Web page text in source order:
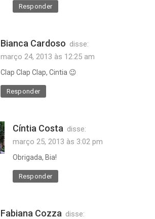
Responder
Bianca Cardoso disse:
março 24, 2013 às 12:25 am
Clap Clap Clap, Cintia 😉
Responder
Cíntia Costa disse:
março 25, 2013 às 3:02 pm
Obrigada, Bia!
Responder
Fabiana Cozza disse: